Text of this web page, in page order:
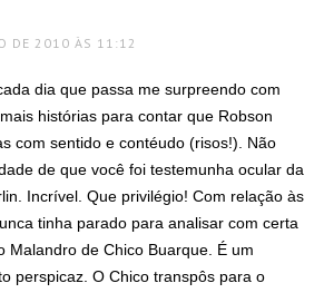
DE 2010 ÀS 11:12
dia que passa me surpreendo com
histórias para contar que Robson
com sentido e contéudo (risos!). Não
de que você foi testemunha ocular da
Incrível. Que privilégio! Com relação às
tinha parado para analisar com certa
Malandro de Chico Buarque. É um
perspicaz. O Chico transpôs para o